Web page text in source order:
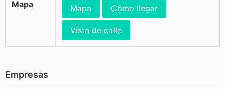
Mapa Mapa Cómo llegar
Vista de calle
Empresas